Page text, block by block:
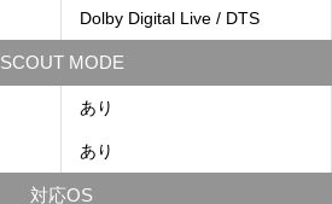
Dolby Digital Live / DTS
SCOUT MODE
あり
あり
対応OS